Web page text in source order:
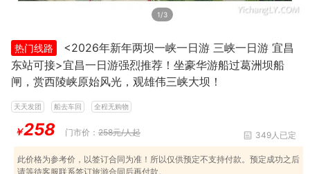
1/3
热门线路
<2026年新年两坝一峡一日游 三峡一日游 宜昌
东站可接>宜昌一日游强烈推荐！坐豪华游船过葛洲坝船
闸，赏西陵峡原始风光，观雄伟三峡大坝！
天天发团 船去车回 全程无购物
￥258 门市价： 258元/人起 349人已定
此价格为参考价，以签订合同为准！所以仅供预定不支持付款。预定成功之后
请等待客服联系签订旅游合同后再付款。